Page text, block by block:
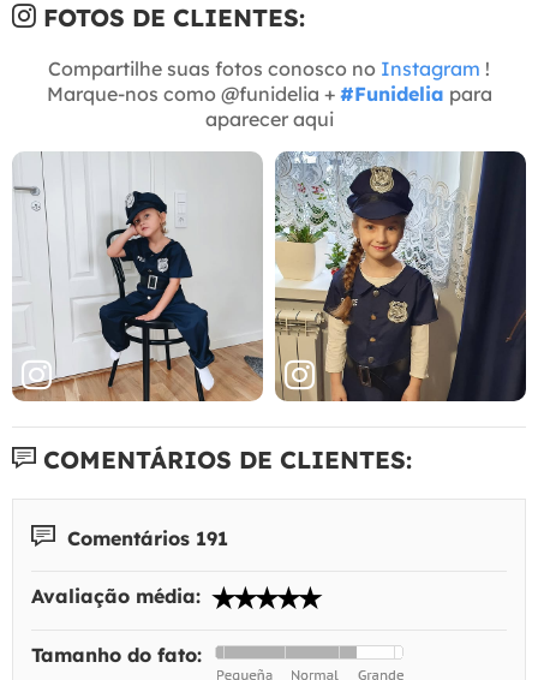
FOTOS DE CLIENTES:
Compartilhe suas fotos conosco no Instagram !
Marque-nos como @funidelia + #Funidelia para
aparecer aqui
COMENTÁRIOS DE CLIENTES:
Comentários 191
Avaliação média:
Tamanho do fato: